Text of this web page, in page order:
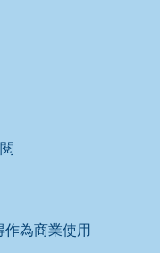
為商業使用